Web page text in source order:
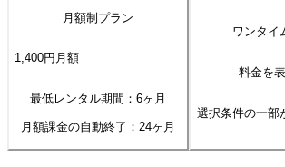
月額制プラン
1,400円 月額
最低レンタル期間：6ヶ月
月額課金の自動終了： 24ヶ月
ワンタイ
料金を
選択条件の一部